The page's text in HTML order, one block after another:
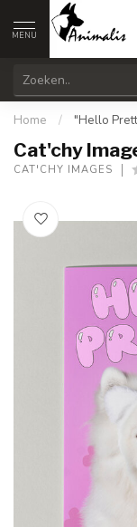
MENU
Home / "Hello
Cat'chy
CAT'CHY IMAGES